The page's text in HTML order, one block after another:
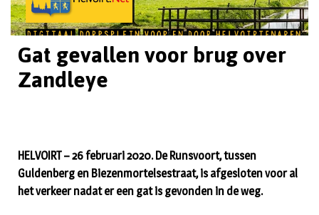
Gat gevallen voor brug over
Zandleye
HELVOIRT – 26 februari 2020. De Runsvoort, tussen
Guldenberg en Biezenmortelsestraat, is afgesloten voor al
het verkeer nadat er een gat is gevonden in de weg.